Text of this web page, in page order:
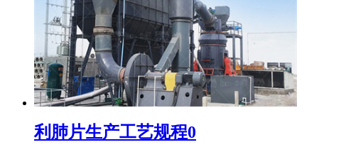
利肺片生产工艺规程0